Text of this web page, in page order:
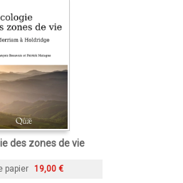
des zones de vie
papier 19,00 €